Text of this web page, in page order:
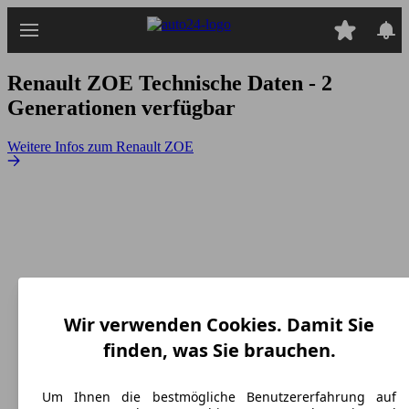
Hauptinhalt
Renault ZOE Technische Daten - 2
Generationen verfügbar
Weitere Infos zum Renault ZOE
Wir verwenden Cookies. Damit Sie
finden, was Sie brauchen.
Um Ihnen die bestmögliche Benutzererfahrung auf